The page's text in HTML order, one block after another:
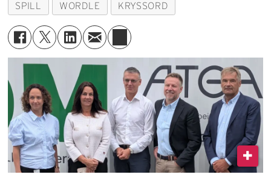
SPILL WORDLE KRYSSORD